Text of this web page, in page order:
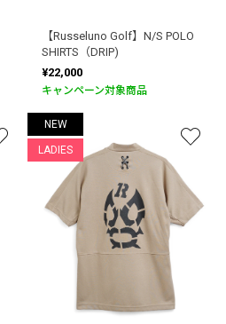
【Russeluno Golf】N/S POLO
SHIRTS（DRIP)
¥22,000
キャンペーン対象商品
NEW
LADIES